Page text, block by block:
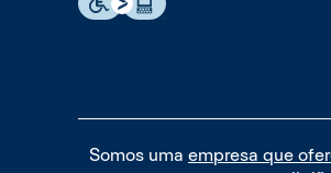
Somos uma empresa que